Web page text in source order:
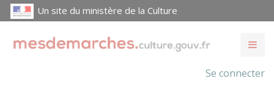
Un site du ministère de la Culture
Se connecter